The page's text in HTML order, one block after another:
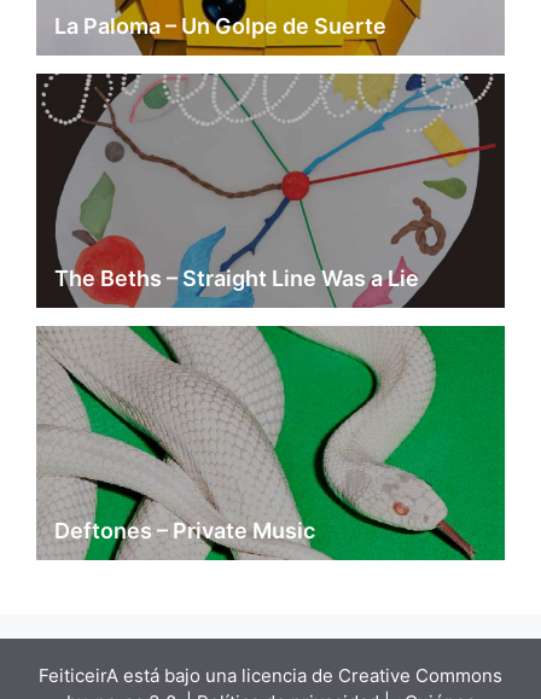
La Paloma – Un Golpe de Suerte
The Beths – Straight Line Was a Lie
Deftones – Private Music
FeiticeirA está bajo una licencia de Creative Commons